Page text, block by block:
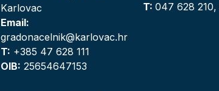
Karlovac
Email:
gradonacelnik@karlovac.hr
T: +385 47 628 111
OIB: 25654647153
T:047 628